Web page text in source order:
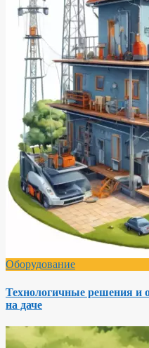
Оборудование
Технологичные решения и
на даче